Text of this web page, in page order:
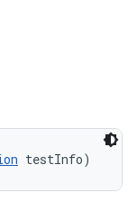
testInfo)